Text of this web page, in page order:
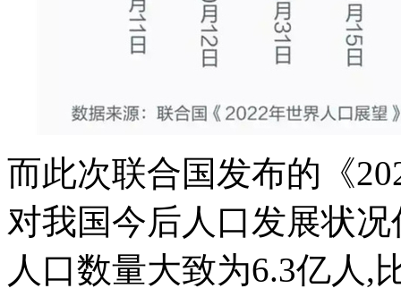
而此次联合国发布的《
对我国今后人口发展状
人口数量大致为6.3亿人,